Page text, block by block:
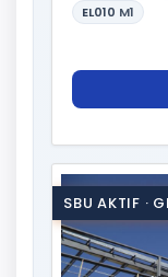
EL010 M1
SBU AKTIF ·